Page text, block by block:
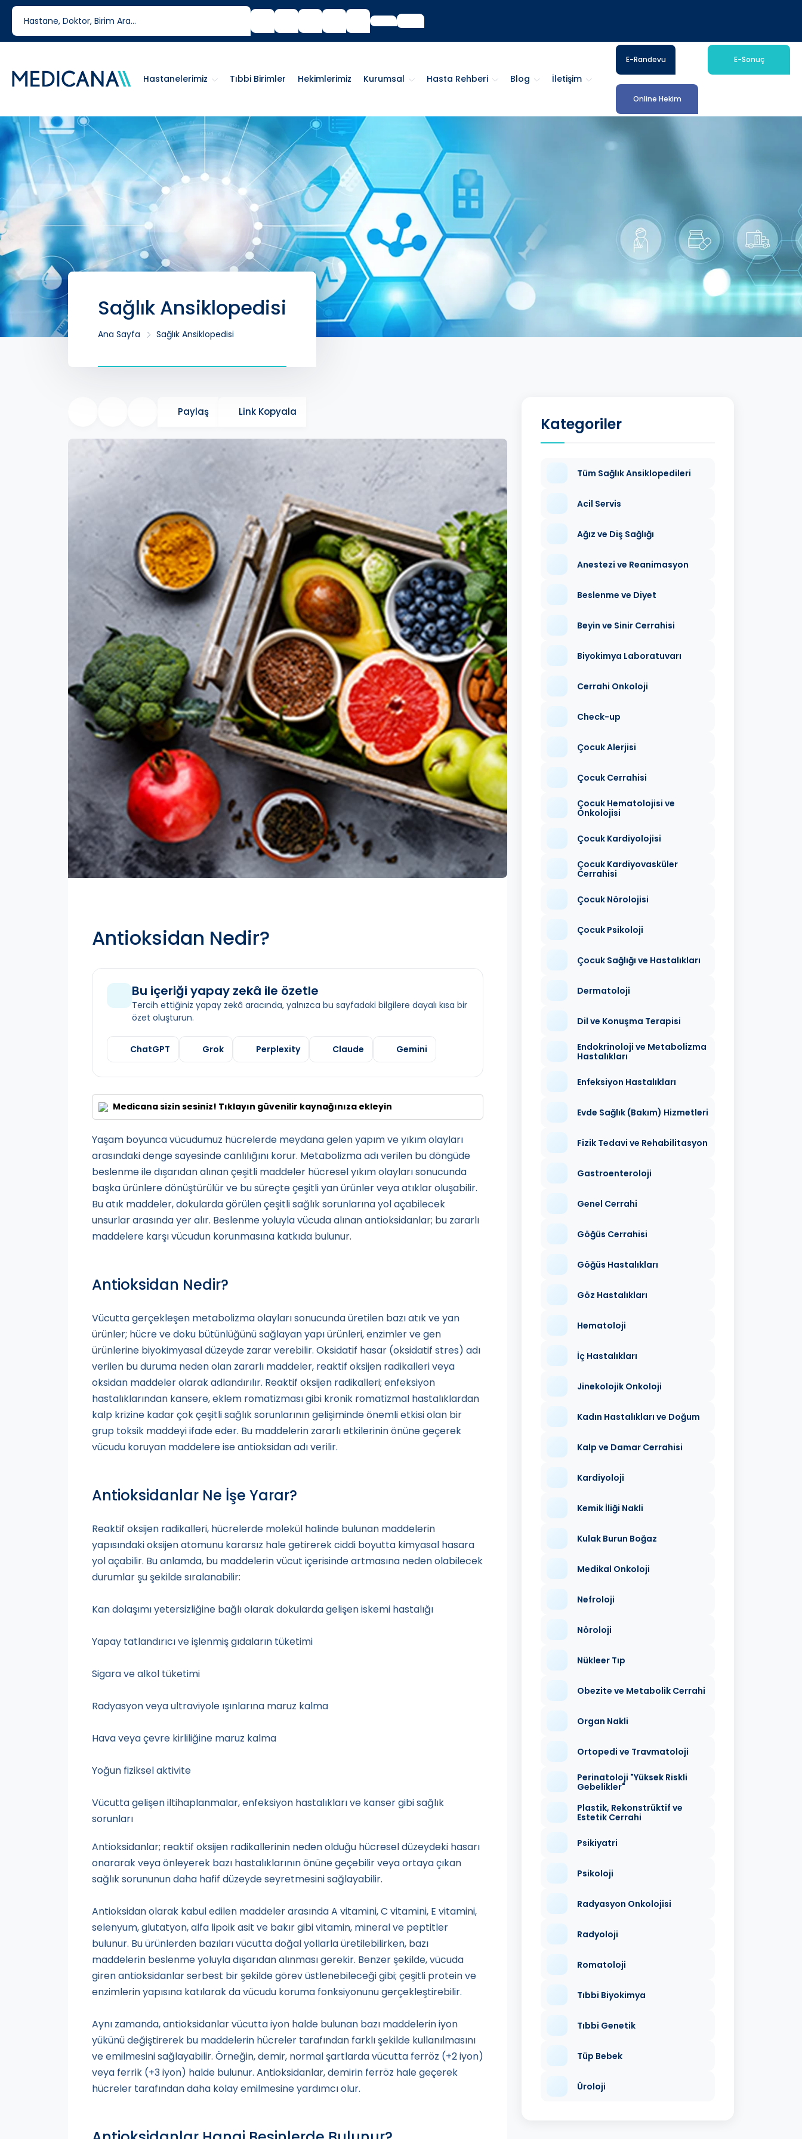
444 6 334
Tıbbi Birimler Hekimlerimiz Kurumsal Hasta Rehberi Blog İletişim
Hastanelerimiz
E-Randevu E-Sonuç
Online Hekim
Sağlık Ansiklopedisi
Ana Sayfa Sağlık Ansiklopedisi
Paylaş Link Kopyala
Antioksidan Nedir?
Bu içeriği yapay zekâ ile özetle
Tercih ettiğiniz yapay zekâ aracında, yalnızca bu sayfadaki bilgilere dayalı kısa bir
özet oluşturun.
ChatGPT Grok Perplexity Claude Gemini
Medicana sizin sesiniz! Tıklayın güvenilir kaynağınıza ekleyin
Yaşam boyunca vücudumuz hücrelerde meydana gelen yapım ve yıkım olayları
arasındaki denge sayesinde canlılığını korur. Metabolizma adı verilen bu döngüde
beslenme ile dışarıdan alınan çeşitli maddeler hücresel yıkım olayları sonucunda
başka ürünlere dönüştürülür ve bu süreçte çeşitli yan ürünler veya atıklar oluşabilir.
Bu atık maddeler, dokularda görülen çeşitli sağlık sorunlarına yol açabilecek
unsurlar arasında yer alır. Beslenme yoluyla vücuda alınan antioksidanlar; bu zararlı
maddelere karşı vücudun korunmasına katkıda bulunur.
Antioksidan Nedir?
Vücutta gerçekleşen metabolizma olayları sonucunda üretilen bazı atık ve yan
ürünler; hücre ve doku bütünlüğünü sağlayan yapı ürünleri, enzimler ve gen
ürünlerine biyokimyasal düzeyde zarar verebilir. Oksidatif hasar (oksidatif stres) adı
verilen bu duruma neden olan zararlı maddeler, reaktif oksijen radikalleri veya
oksidan maddeler olarak adlandırılır. Reaktif oksijen radikalleri; enfeksiyon
hastalıklarından kansere, eklem romatizması gibi kronik romatizmal hastalıklardan
kalp krizine kadar çok çeşitli sağlık sorunlarının gelişiminde önemli etkisi olan bir
grup toksik maddeyi ifade eder. Bu maddelerin zararlı etkilerinin önüne geçerek
vücudu koruyan maddelere ise antioksidan adı verilir.
Antioksidanlar Ne İşe Yarar?
Reaktif oksijen radikalleri, hücrelerde molekül halinde bulunan maddelerin
yapısındaki oksijen atomunu kararsız hale getirerek ciddi boyutta kimyasal hasara
yol açabilir. Bu anlamda, bu maddelerin vücut içerisinde artmasına neden olabilecek
durumlar şu şekilde sıralanabilir:
Kan dolaşımı yetersizliğine bağlı olarak dokularda gelişen iskemi hastalığı
Yapay tatlandırıcı ve işlenmiş gıdaların tüketimi
Sigara ve alkol tüketimi
Radyasyon veya ultraviyole ışınlarına maruz kalma
Hava veya çevre kirliliğine maruz kalma
Yoğun fiziksel aktivite
Vücutta gelişen iltihaplanmalar, enfeksiyon hastalıkları ve kanser gibi sağlık
sorunları
Antioksidanlar; reaktif oksijen radikallerinin neden olduğu hücresel düzeydeki hasarı
onararak veya önleyerek bazı hastalıklarının önüne geçebilir veya ortaya çıkan
sağlık sorununun daha hafif düzeyde seyretmesini sağlayabilir.
Antioksidan olarak kabul edilen maddeler arasında A vitamini, C vitamini, E vitamini,
selenyum, glutatyon, alfa lipoik asit ve bakır gibi vitamin, mineral ve peptitler
bulunur. Bu ürünlerden bazıları vücutta doğal yollarla üretilebilirken, bazı
maddelerin beslenme yoluyla dışarıdan alınması gerekir. Benzer şekilde, vücuda
giren antioksidanlar serbest bir şekilde görev üstlenebileceği gibi; çeşitli protein ve
enzimlerin yapısına katılarak da vücudu koruma fonksiyonunu gerçekleştirebilir.
Aynı zamanda, antioksidanlar vücutta iyon halde bulunan bazı maddelerin iyon
yükünü değiştirerek bu maddelerin hücreler tarafından farklı şekilde kullanılmasını
ve emilmesini sağlayabilir. Örneğin, demir, normal şartlarda vücutta ferröz (+2 iyon)
veya ferrik (+3 iyon) halde bulunur. Antioksidanlar, demirin ferröz hale geçerek
hücreler tarafından daha kolay emilmesine yardımcı olur.
Kategoriler
Tüm Sağlık Ansiklopedileri
Acil Servis
Ağız ve Diş Sağlığı
Anestezi ve Reanimasyon
Beslenme ve Diyet
Beyin ve Sinir Cerrahisi
Biyokimya Laboratuvarı
Cerrahi Onkoloji
Check-up
Çocuk Alerjisi
Çocuk Cerrahisi
Çocuk Hematolojisi ve
Onkolojisi
Çocuk Kardiyolojisi
Çocuk Kardiyovasküler
Cerrahisi
Çocuk Nörolojisi
Çocuk Psikoloji
Çocuk Sağlığı ve Hastalıkları
Dermatoloji
Dil ve Konuşma Terapisi
Endokrinoloji ve Metabolizma
Hastalıkları
Enfeksiyon Hastalıkları
Evde Sağlık (Bakım) Hizmetleri
Fizik Tedavi ve Rehabilitasyon
Gastroenteroloji
Genel Cerrahi
Göğüs Cerrahisi
Göğüs Hastalıkları
Göz Hastalıkları
Hematoloji
İç Hastalıkları
Jinekolojik Onkoloji
Kadın Hastalıkları ve Doğum
Kalp ve Damar Cerrahisi
Kardiyoloji
Kemik İliği Nakli
Kulak Burun Boğaz
Medikal Onkoloji
Nefroloji
Nöroloji
Nükleer Tıp
Obezite ve Metabolik Cerrahi
Organ Nakli
Ortopedi ve Travmatoloji
Perinatoloji "Yüksek Riskli
Gebelikler"
Plastik, Rekonstrüktif ve
Estetik Cerrahi
Psikiyatri
Psikoloji
Radyasyon Onkolojisi
Radyoloji
Romatoloji
Tıbbi Biyokimya
Tıbbi Genetik
Tüp Bebek
Üroloji